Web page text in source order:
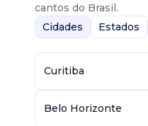
cantos do Brasil.
Cidades
Estados
Curitiba
Belo Horizonte